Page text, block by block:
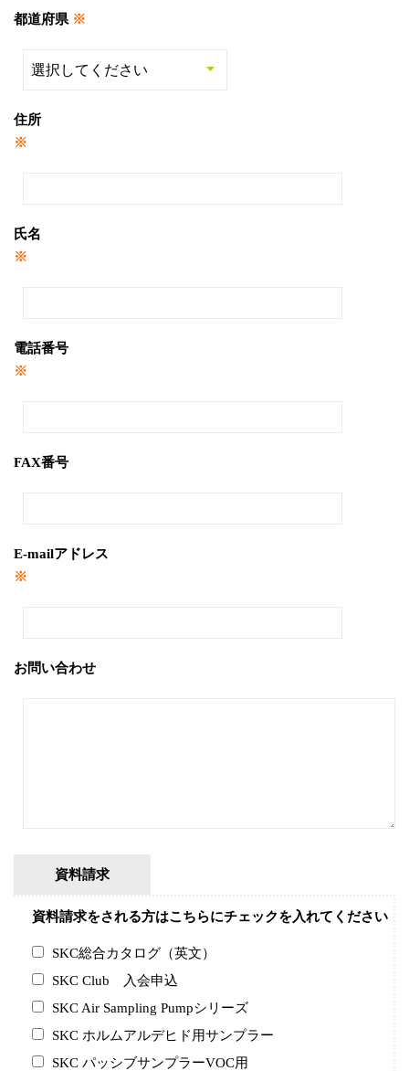
都道府県 ※
住所
※
氏名
※
電話番号
※
FAX番号
E-mailアドレス
※
お問い合わせ
資料請求
資料請求をされる方はこちらにチェックを入れてください
SKC総合カタログ（英文）
SKC Club 入会申込
SKC Air Sampling Pumpシリーズ
SKC ホルムアルデヒド用サンプラー
SKC パッシブサンプラーVOC用